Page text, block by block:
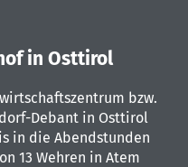
in Osttirol
bzw.
Debant in Osttirol
in die Abendstunden
13 Wehren in Atem